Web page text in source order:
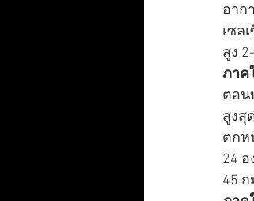
อาก
เซล
สูง
ภาค
ตอน
สูงสุ
ตกห
24
45